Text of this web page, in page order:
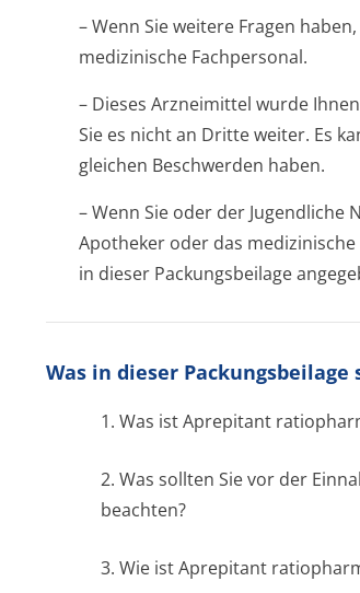
– Wenn Sie weitere Fragen
medizinische Fachpersonal.
– Dieses Arzneimittel wurde
Sie es nicht an Dritte weiter. Es
gleichen Beschwerden haben.
– Wenn Sie oder der Jugendliche
Apotheker oder das
in dieser Packungsbeilage
Was in dieser Packungsbeilage
1. Was ist Aprepitant
2. Was sollten Sie vor der
beachten?
3. Wie ist Aprepitant